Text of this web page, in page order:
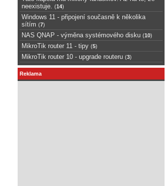
neexistuje.
(14)
Windows 11 - připojení současně k několika
sítím (7)
NAS QNAP - výměna systémového disku (10)
MikroTik router 11 - tipy (5)
MikroTik router 10 - upgrade routeru (3)
Reklama